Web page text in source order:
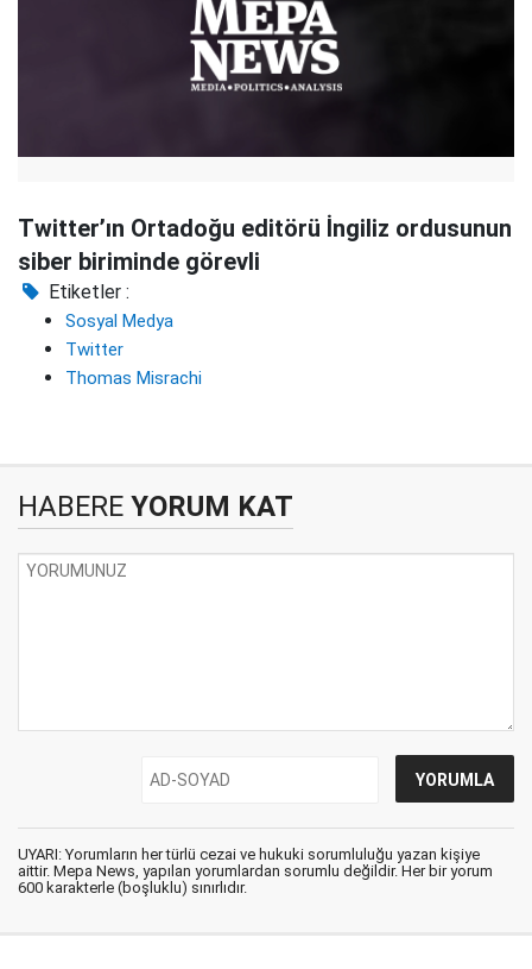
Twitter’ın Ortadoğu editörü İngiliz ordusunun
siber biriminde görevli
Etiketler :
Sosyal Medya
Twitter
Thomas Misrachi
HABERE YORUM KAT
UYARI: Yorumların her türlü cezai ve hukuki sorumluluğu yazan kişiye
aittir. Mepa News, yapılan yorumlardan sorumlu değildir. Her bir yorum
600 karakterle (boşluklu) sınırlıdır.